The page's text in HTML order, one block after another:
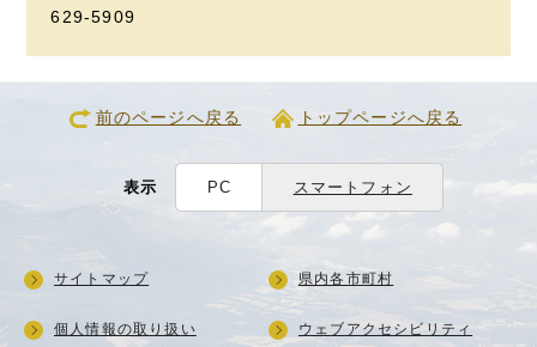
629-5909
前のページへ戻る トップページへ戻る
表示 PC スマートフォン
サイトマップ 県内各市町村
個人情報の取り扱い ウェブアクセシビリティ